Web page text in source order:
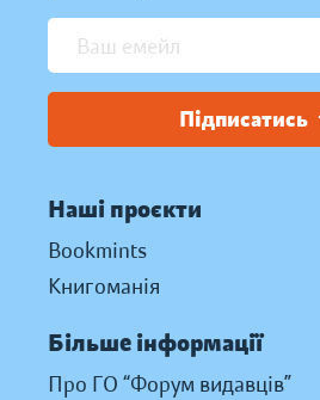
Підписатись
Наші проєкти
Bookmints
Книгоманія
Більше інформації
Про ГО “Форум видавців”